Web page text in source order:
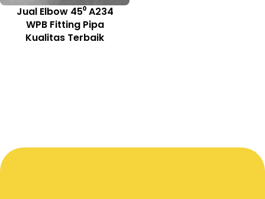
Jual Elbow 45⁰ A234
WPB Fitting Pipa
Kualitas Terbaik